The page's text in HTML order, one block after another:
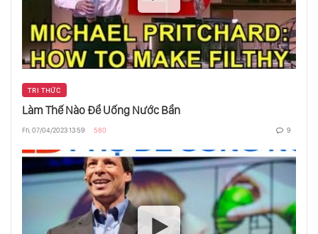
Mỗi Đứa Trẻ Cần Một Nhà Vô Địch
Bạn Là Ai?
Trường Học Giết Chết Sự Sáng Tạo?
TRI THỨC
Làm Thế Nào Để Uống Nước Bẩn
Fri, 07/04/2023 13:59 580 9